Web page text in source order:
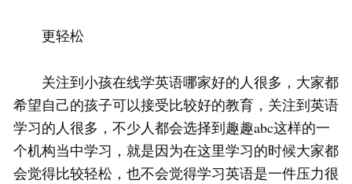
更轻松
关注到小孩在线学英语哪家好的人很多，大家都
希望自己的孩子可以接受比较好的教育，关注到英语
学习的人很多，不少人都会选择到趣趣abc这样的一
个机构当中学习，就是因为在这里学习的时候大家都
会觉得比较轻松，也不会觉得学习英语是一件压力很